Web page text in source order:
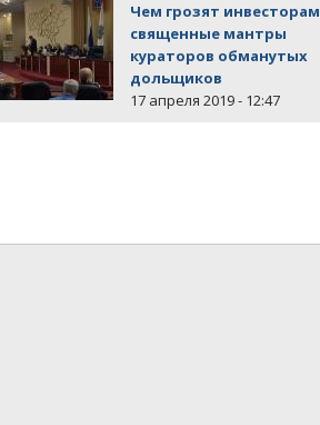
Чем грозят инвесторам
священные мантры
кураторов обманутых
дольщиков
17 апреля 2019 - 12:47